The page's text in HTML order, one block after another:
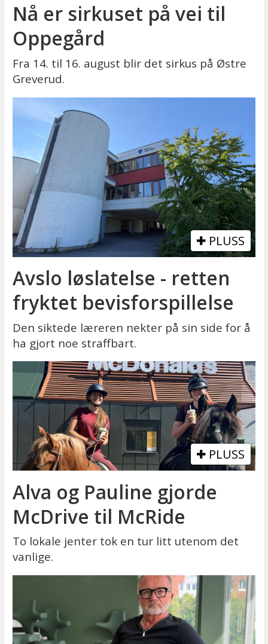
Nå er sirkuset på vei til
Oppegård
Fra 14. til 16. august blir det sirkus på Østre
Greverud.
PLUSS
Avslo løslatelse - retten
fryktet bevisforspillelse
Den siktede læreren nekter på sin side for å
ha gjort noe straffbart.
PLUSS
Alva og Pauline gjorde
McDrive til McRide
To lokale jenter tok en tur litt utenom det
vanlige.